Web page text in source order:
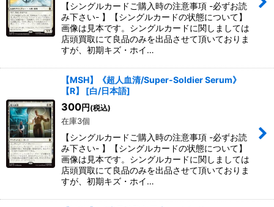
【シングルカードご購入時の注意事項 -必ずお読
み下さい- 】【シングルカードの状態について】
画像は見本です。シングルカードに関しましては
店頭買取にて良品のみを出品させて頂いておりま
すが、初期キズ・ホイ…
【MSH】《超人血清/Super-Soldier Serum》
【R】
[白/日本語]
300円 (税込)
在庫3個
【シングルカードご購入時の注意事項 -必ずお読
み下さい- 】【シングルカードの状態について】
画像は見本です。シングルカードに関しましては
店頭買取にて良品のみを出品させて頂いておりま
すが、初期キズ・ホイ…